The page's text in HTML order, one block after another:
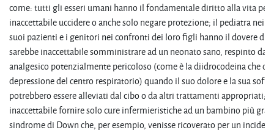
come: tutti gli esseri umani hanno il fondamentale diritto alla vita per
inaccettabile uccidere o anche solo negare protezione; il pediatra nei
suoi pazienti e i genitori nei confronti dei loro figli hanno il dovere di
sarebbe inaccettabile somministrare ad un neonato sano, respinto dai
analgesico potenzialmente pericoloso (come è la diidrocodeina che
depressione del centro respiratorio) quando il suo dolore e la sua
potrebbero essere alleviati dal cibo o da altri trattamenti appropriati;
inaccettabile fornire solo cure infermieristiche ad un bambino più
sindrome di Down che, per esempio, venisse ricoverato per un